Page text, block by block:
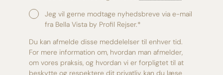
Jeg vil gerne modtage nyhedsbreve via e-mail
fra Bella Vista by Profil Rejser.*
Du kan afmelde disse meddelelser til enhver tid.
For mere information om, hvordan man afmelder,
om vores praksis, og hvordan vi er forpligtet til at
beskytte og respektere dit privatliv, kan du læse